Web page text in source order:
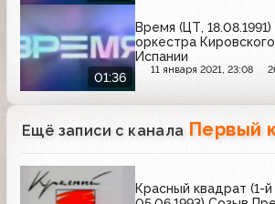
01:36
Время (ЦТ,
оркестра
Испании
11 января 2021, 23:08
Ещё записи с канала Первый
Красный квадрат (1-